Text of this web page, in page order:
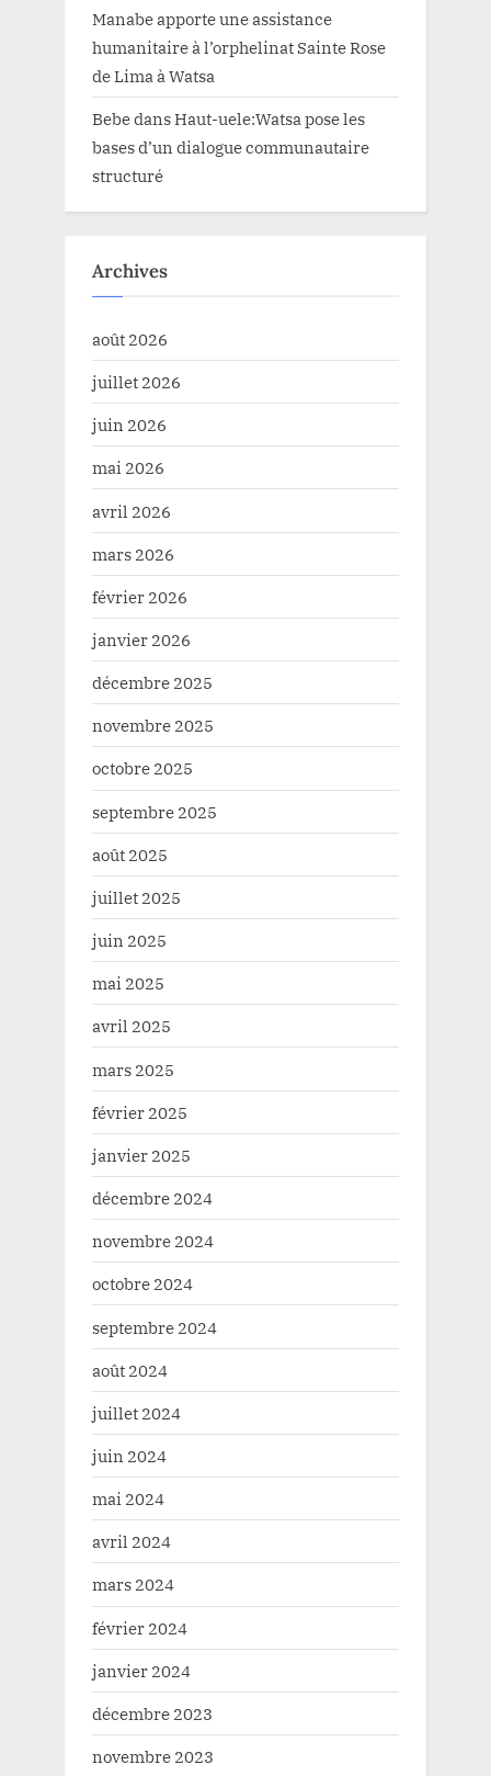
Manabe apporte une assistance
humanitaire à l’orphelinat Sainte Rose
de Lima à Watsa
BebedansHaut-uele:Watsa pose les
bases d’un dialogue communautaire
structuré
Archives
août 2026
juillet 2026
juin 2026
mai 2026
avril 2026
mars 2026
février 2026
janvier 2026
décembre 2025
novembre 2025
octobre 2025
septembre 2025
août 2025
juillet 2025
juin 2025
mai 2025
avril 2025
mars 2025
février 2025
janvier 2025
décembre 2024
novembre 2024
octobre 2024
septembre 2024
août 2024
juillet 2024
juin 2024
mai 2024
avril 2024
mars 2024
février 2024
janvier 2024
décembre 2023
novembre 2023